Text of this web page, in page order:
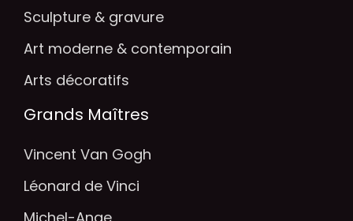
Sculpture & gravure
Art moderne & contemporain
Arts décoratifs
Grands Maîtres
Vincent Van Gogh
Léonard de Vinci